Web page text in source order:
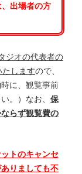
出場者の方
ジオの代表者の
しますので、
に、観覧事前
。）なお、 保
らず観覧費の
トのキャンセ
りましても不